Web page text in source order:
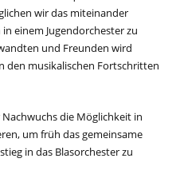
wir das miteinander
einem Jugendorchester zu
und Freunden wird
den musikalischen Fortschritten
die Möglichkeit in
um früh das gemeinsame
in das Blasorchester zu